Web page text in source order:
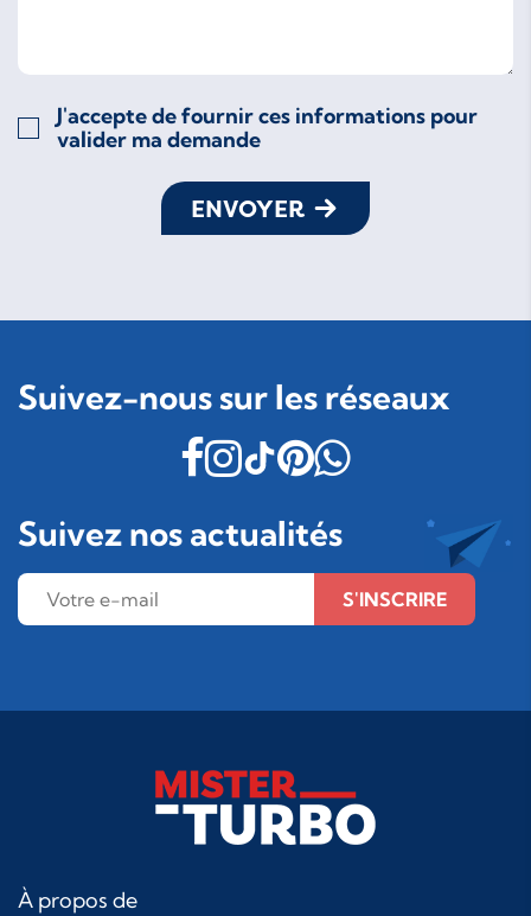
J'accepte de fournir ces informations pour
valider ma demande
ENVOYER
Suivez-nous sur les réseaux
Suivez nos actualités
S'INSCRIRE
À propos de